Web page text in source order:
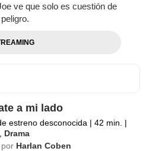
ve que solo es cuestión de
a mi lado
estreno desconocida | 42 min. |
Drama
Harlan Coben